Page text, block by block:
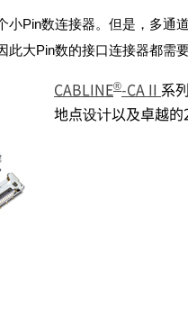
小Pin数连接器。但是，多通
此大Pin数的接口连接器都需
CABLINE®-CA II 系
地点设计以及卓越